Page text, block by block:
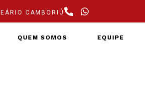
CAMBORIÚ
QUEM SOMOS EQUIPE